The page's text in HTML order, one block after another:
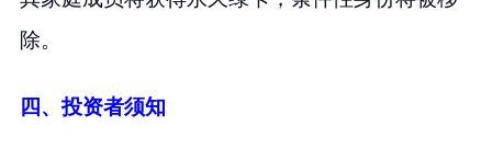
除。
四、投资者须知